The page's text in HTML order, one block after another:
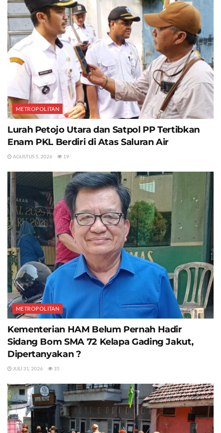
METROPOLITAN
Lurah Petojo Utara dan Satpol PP Tertibkan
Enam PKL Berdiri di Atas Saluran Air
AGUSTUS 5, 2026 19
METROPOLITAN
Kementerian HAM Belum Pernah Hadir
Sidang Bom SMA 72 Kelapa Gading Jakut,
Dipertanyakan ?
JULI 31, 2026 35